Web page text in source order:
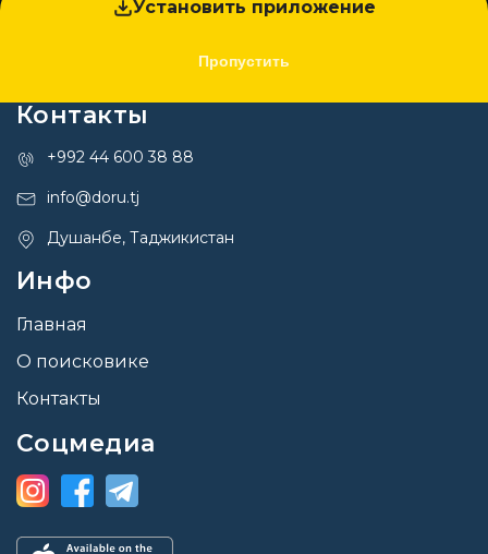
Установить приложение
Пропустить
Контакты
+992 44 600 38 88
info@doru.tj
Душанбе, Таджикистан
Инфо
Главная
О поисковике
Контакты
Соцмедиа